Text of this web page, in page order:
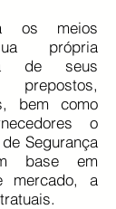
os meios
própria
de seus
bem como
o
Segurança
base em
mercado, a